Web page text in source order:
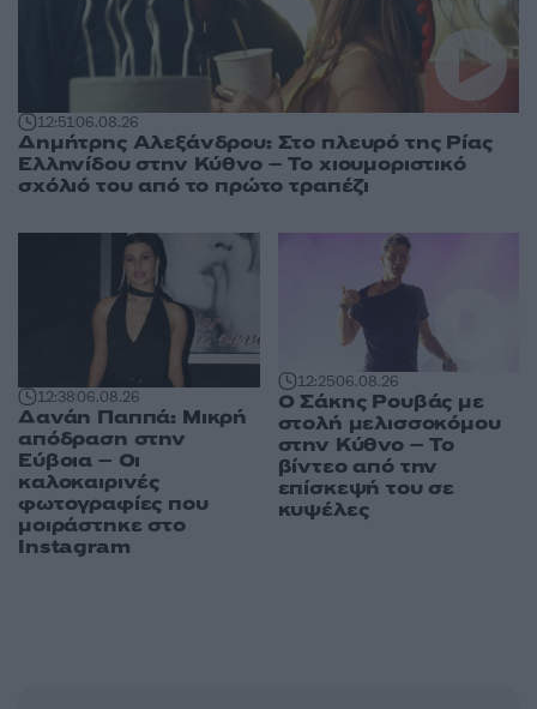
12:5106.08.26
Δημήτρης Αλεξάνδρου: Στο πλευρό της Ρίας
Ελληνίδου στην Κύθνο – Το χιουμοριστικό
σχόλιό του από το πρώτο τραπέζι
12:3806.08.26
Δανάη Παππά: Μικρή
απόδραση στην
Εύβοια – Οι
καλοκαιρινές
φωτογραφίες που
μοιράστηκε στο
Instagram
12:2506.08.26
Ο Σάκης Ρουβάς με
στολή μελισσοκόμου
στην Κύθνο – Το
βίντεο από την
επίσκεψή του σε
κυψέλες